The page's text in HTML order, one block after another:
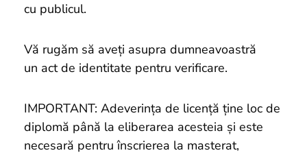
cu publicul.
Vă rugăm să aveți asupra dumneavoastră
un act de identitate pentru verificare.
IMPORTANT: Adeverința de licență ține loc de
diplomă până la eliberarea acesteia și este
necesară pentru înscrierea la masterat,